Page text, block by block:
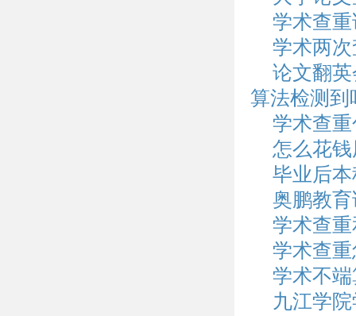
学术查
学术两
论文翻
算法检测到
学术查
怎么花
毕业后
奥鹏教
学术查
学术查
学术不
九江学